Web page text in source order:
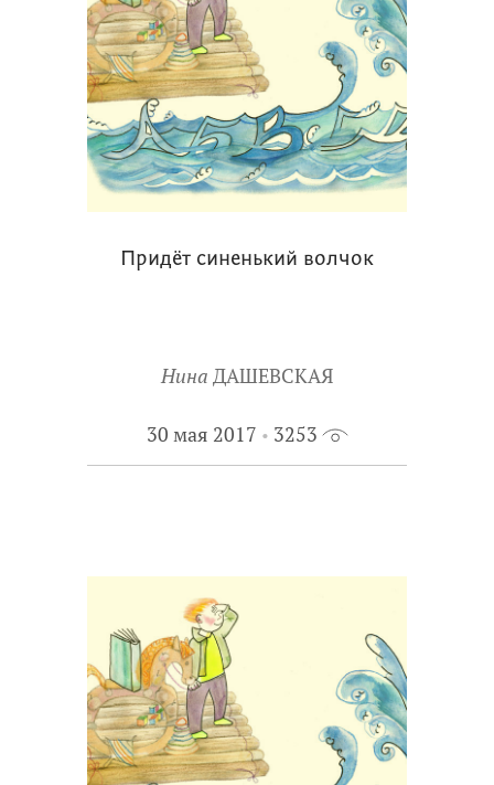
Придёт синенький волчок
Нина ДАШЕВСКАЯ
30 мая 2017 3253